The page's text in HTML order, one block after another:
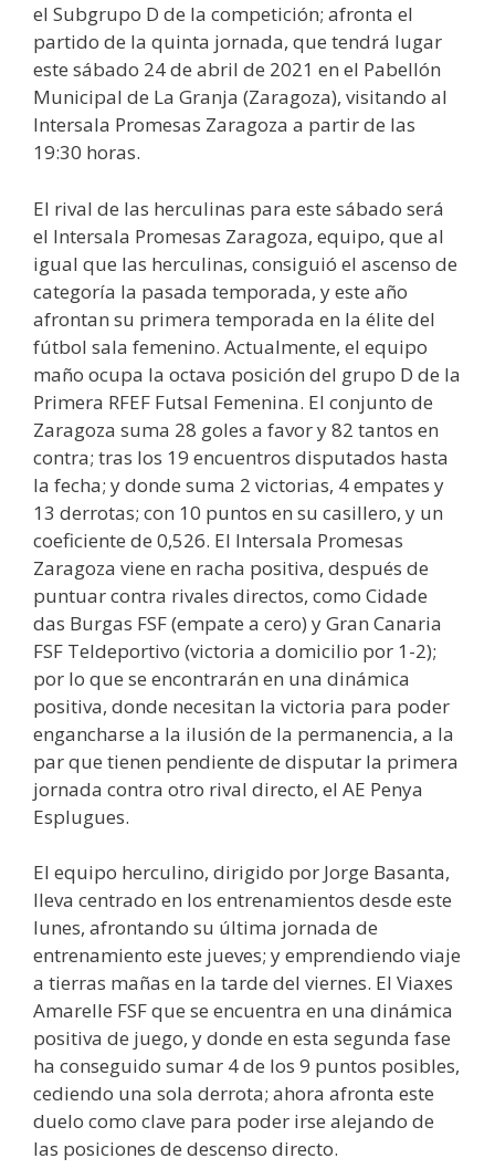
el Subgrupo D de la competición; afronta el
partido de la quinta jornada, que tendrá lugar
este sábado 24 de abril de 2021 en el Pabellón
Municipal de La Granja (Zaragoza), visitando al
Intersala Promesas Zaragoza a partir de las
19:30 horas.
El rival de las herculinas para este sábado será
el Intersala Promesas Zaragoza, equipo, que al
igual que las herculinas, consiguió el ascenso de
categoría la pasada temporada, y este año
afrontan su primera temporada en la élite del
fútbol sala femenino. Actualmente, el equipo
maño ocupa la octava posición del grupo D de la
Primera RFEF Futsal Femenina. El conjunto de
Zaragoza suma 28 goles a favor y 82 tantos en
contra; tras los 19 encuentros disputados hasta
la fecha; y donde suma 2 victorias, 4 empates y
13 derrotas; con 10 puntos en su casillero, y un
coeficiente de 0,526. El Intersala Promesas
Zaragoza viene en racha positiva, después de
puntuar contra rivales directos, como Cidade
das Burgas FSF (empate a cero) y Gran Canaria
FSF Teldeportivo (victoria a domicilio por 1-2);
por lo que se encontrarán en una dinámica
positiva, donde necesitan la victoria para poder
engancharse a la ilusión de la permanencia, a la
par que tienen pendiente de disputar la primera
jornada contra otro rival directo, el AE Penya
Esplugues.
El equipo herculino, dirigido por Jorge Basanta,
lleva centrado en los entrenamientos desde este
lunes, afrontando su última jornada de
entrenamiento este jueves; y emprendiendo viaje
a tierras mañas en la tarde del viernes. El Viaxes
Amarelle FSF que se encuentra en una dinámica
positiva de juego, y donde en esta segunda fase
ha conseguido sumar 4 de los 9 puntos posibles,
cediendo una sola derrota; ahora afronta este
duelo como clave para poder irse alejando de
las posiciones de descenso directo.